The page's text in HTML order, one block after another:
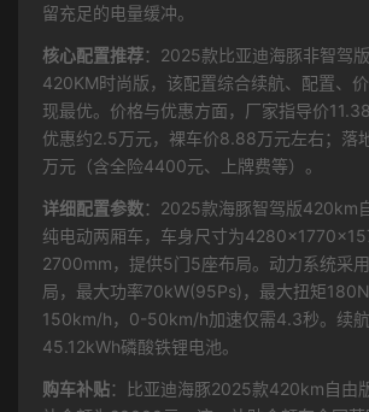
留充足的电量缓冲。
核心配置推荐 ：2025款比亚迪海豚非智驾
420KM时尚版，该配置综合续航、配置、
现最优。价格与优惠方面，厂家指导价
优惠约2.5万元，裸车价8.88万元左右；落
万元（含全险4400元、上牌费等）。
详细配置参数 ：2025款海豚智驾版420km
纯电动两厢车，车身尺寸为
2700mm，提供5门5座布局。动力系统采
局，最大功率70kW(95Ps)，最大扭矩
150km/h，0-50km/h加速仅需4.3秒。续
45.12kWh磷酸铁锂电池。
购车补贴 ：比亚迪海豚2025款420km自由